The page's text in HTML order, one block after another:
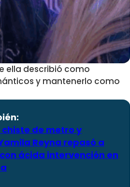
ella describió como
y mantenerlo como
chiste de metro y
Reyna repasó a
ácida intervención en